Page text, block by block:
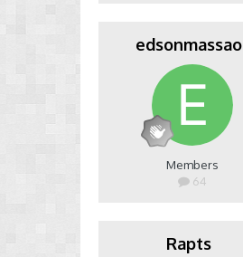
edsonmassao
Members
64
Rapts